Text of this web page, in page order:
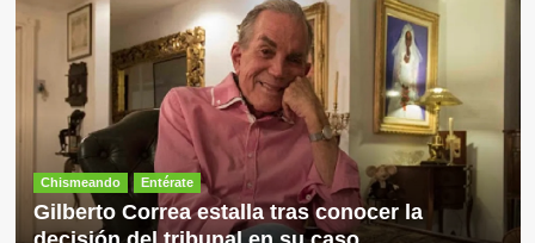
Chismeando Entérate
Gilberto Correa estalla tras conocer la